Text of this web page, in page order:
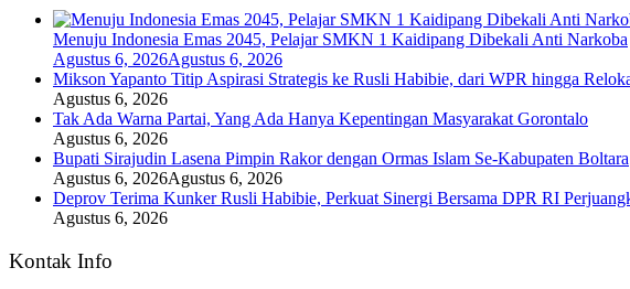
Menuju Indonesia Emas 2045, Pelajar SMKN 1 Kaidipang Dibekali Anti Narkoba
Agustus 6, 2026Agustus 6, 2026
Mikson Yapanto Titip Aspirasi Strategis ke Rusli Habibie, dari WPR hingga
Agustus 6, 2026
Tak Ada Warna Partai, Yang Ada Hanya Kepentingan Masyarakat Gorontalo
Agustus 6, 2026
Bupati Sirajudin Lasena Pimpin Rakor dengan Ormas Islam Se-Kabupaten Boltara
Agustus 6, 2026Agustus 6, 2026
Deprov Terima Kunker Rusli Habibie, Perkuat Sinergi Bersama DPR RI
Agustus 6, 2026
Kontak Info